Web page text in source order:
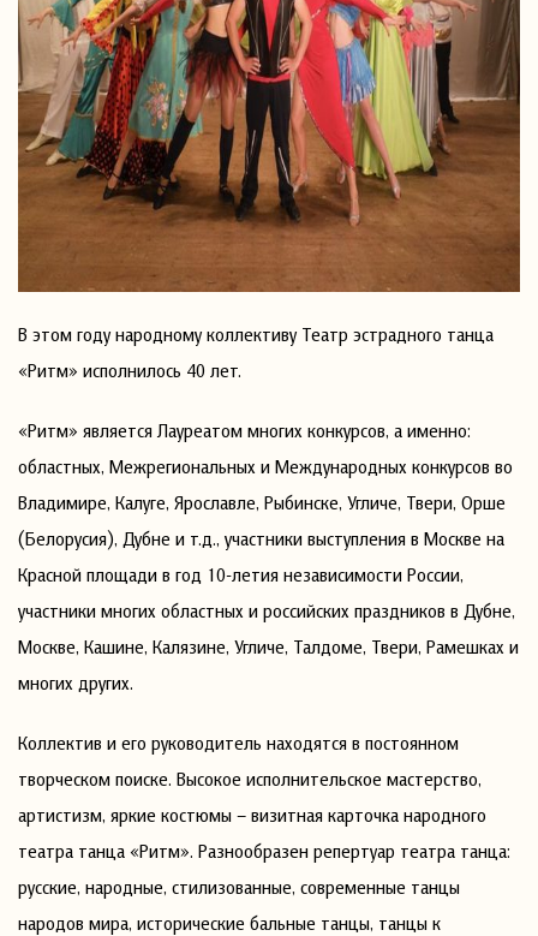
В этом году народному коллективу Театр эстрадного танца
«Ритм» исполнилось 40 лет.
«Ритм» является Лауреатом многих конкурсов, а именно:
областных, Межрегиональных и Международных конкурсов во
Владимире, Калуге, Ярославле, Рыбинске, Угличе, Твери, Орше
(Белорусия), Дубне и т.д., участники выступления в Москве на
Красной площади в год 10-летия независимости России,
участники многих областных и российских праздников в Дубне,
Москве, Кашине, Калязине, Угличе, Талдоме, Твери, Рамешках и
многих других.
Коллектив и его руководитель находятся в постоянном
творческом поиске. Высокое исполнительское мастерство,
артистизм, яркие костюмы – визитная карточка народного
театра танца «Ритм». Разнообразен репертуар театра танца:
русские, народные, стилизованные, современные танцы
народов мира, исторические бальные танцы, танцы к